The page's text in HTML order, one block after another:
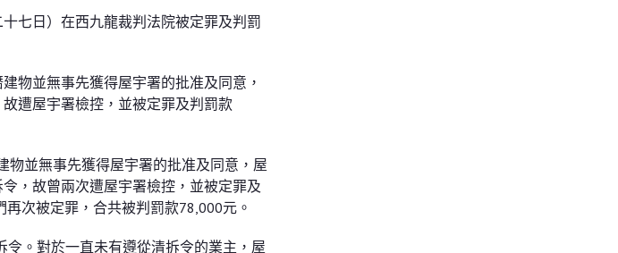
七日）在西九龍裁判法院被定罪及判罰
物並無事先獲得屋宇署的批准及同意，
遭屋宇署檢控，並被定罪及判罰款
物並無事先獲得屋宇署的批准及同意，屋
，故曾兩次遭屋宇署檢控，並被定罪及
次被定罪，合共被判罰款78,000元。
。對於一直未有遵從清拆令的業主，屋